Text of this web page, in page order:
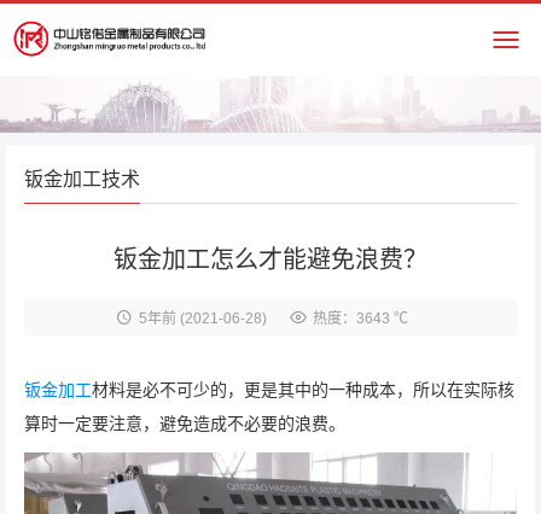
钣金加工技术
钣金加工怎么才能避免浪费？
5年前(2021-06-28) 热度：3643 ℃
钣金加工材料是必不可少的，更是其中的一种成本，所以在实际核
算时一定要注意，避免造成不必要的浪费。